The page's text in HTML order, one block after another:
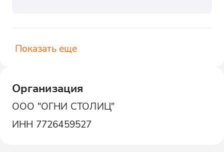
Показать еще
Организация
ООО "ОГНИ СТОЛИЦ"
ИНН 7726459527